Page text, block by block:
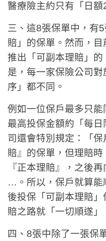
醫療險主約只有「日額
三、這8張保單中，有
賠」的保單。然而，
推出「可副本理賠」
是，每一家保險公司
序」都不同。
例如一位保戶最多只
最高投保金額約「每
司還會特別規定：「
賠』的保單，但理賠
『正本理賠』，之後
…。所以，保戶就算能
後投保「可副本理賠
賠之路就「一切順遂」
四、8張中除了一張保